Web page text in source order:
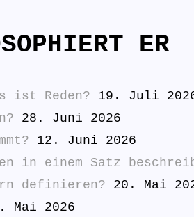
ER
ist Reden?
19. Juli
28. Juni 2026
12. Juni 2026
in einem Satz
definieren?
20. Mai
Mai 2026